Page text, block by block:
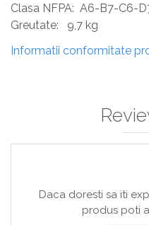
Clasa NFPA: A6-B7-C6-
Greutate: 9,7 kg
Informatii conformitate
Daca doresti sa iti
produs poti